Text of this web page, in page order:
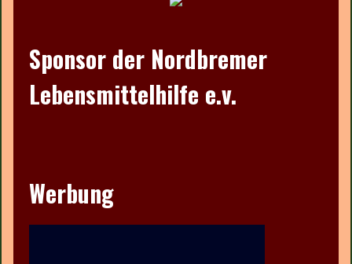
Sponsor der Nordbremer
Lebensmittelhilfe e.v.
Werbung